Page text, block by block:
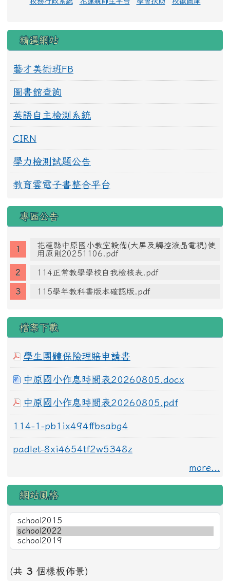
精選網站
藝才美術班FB
圖書館查詢
英語自主檢測系統
CIRN
學力檢測試題公告
教育雲電子書整合平台
專區公告
花蓮縣中原國小教室設備(大屏及觸控液晶電視)使
用原則20251106.pdf
114正常教學學校自我檢核表.pdf
115學年教科書版本確認版.pdf
檔案下載
學生團體保險理賠申請書
中原國小作息時間表20260805.docx
中原國小作息時間表20260805.pdf
114-1-pb1ix494ffbsabg4
padlet-8xi4654tf2w5348z
more...
網站風格
(共 3 個樣板佈景)